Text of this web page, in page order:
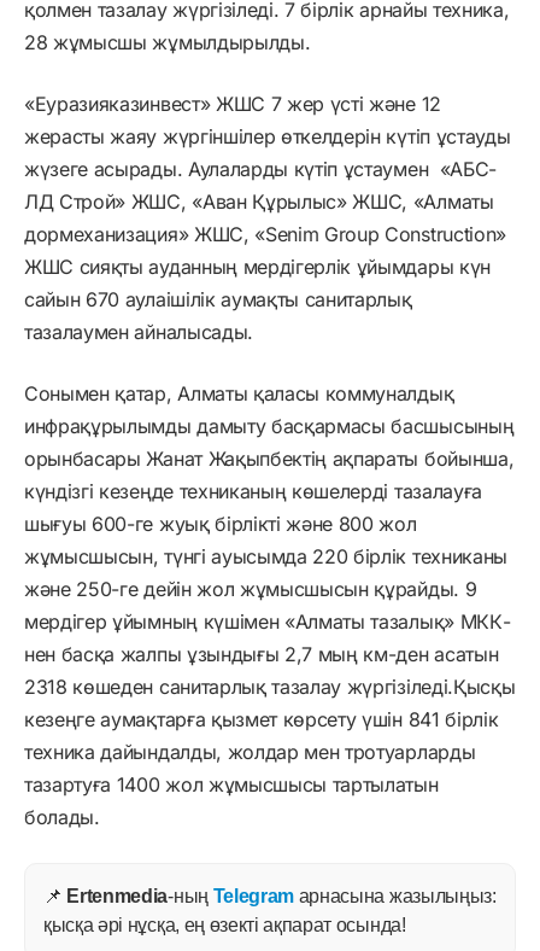
қолмен тазалау жүргізіледі. 7 бірлік арнайы техника,
28 жұмысшы жұмылдырылды.
«Еуразияказинвест» ЖШС 7 жер үсті және 12
жерасты жаяу жүргіншілер өткелдерін күтіп ұстауды
жүзеге асырады. Аулаларды күтіп ұстаумен «АБС-
ЛД Строй» ЖШС, «Аван Құрылыс» ЖШС, «Алматы
дормеханизация» ЖШС, «Senim Group Construction»
ЖШС сияқты ауданның мердігерлік ұйымдары күн
сайын 670 аулаішілік аумақты санитарлық
тазалаумен айналысады.
Сонымен қатар, Алматы қаласы коммуналдық
инфрақұрылымды дамыту басқармасы басшысының
орынбасары Жанат Жақыпбектің ақпараты бойынша,
күндізгі кезеңде техниканың көшелерді тазалауға
шығуы 600-ге жуық бірлікті және 800 жол
жұмысшысын, түнгі ауысымда 220 бірлік техниканы
және 250-ге дейін жол жұмысшысын құрайды. 9
мердігер ұйымның күшімен «Алматы тазалық» МКК-
нен басқа жалпы ұзындығы 2,7 мың км-ден асатын
2318 көшеден санитарлық тазалау жүргізіледі.Қысқы
кезеңге аумақтарға қызмет көрсету үшін 841 бірлік
техника дайындалды, жолдар мен тротуарларды
тазартуға 1400 жол жұмысшысы тартылатын
болады.
📌 Ertenmedia-ның Telegram арнасына жазылыңыз:
қысқа әрі нұсқа, ең өзекті ақпарат осында!